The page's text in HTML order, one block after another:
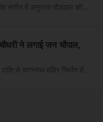
ने लगाई जन चौपाल,